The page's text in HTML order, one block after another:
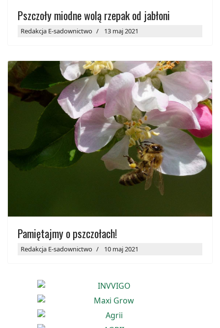
Pszczoły miodne wolą rzepak od jabłoni
Redakcja E-sadownictwo 13 maj 2021
Pamiętajmy o pszczołach!
Redakcja E-sadownictwo 10 maj 2021